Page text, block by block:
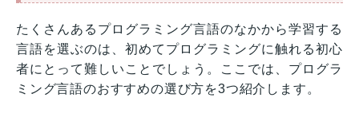
たくさんあるプログラミング言語のなかから学習する
言語を選ぶのは、初めてプログラミングに触れる初心
者にとって難しいことでしょう。ここでは、プログラ
ミング言語のおすすめの選び方を3つ紹介します。